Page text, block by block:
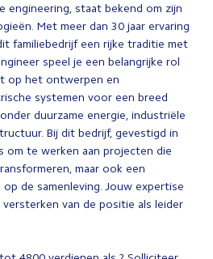
engineering, staat bekend om zijn
Met meer dan 30 jaar ervaring
familiebedrijf een rijke traditie met
speel je een belangrijke rol
op het ontwerpen en
systemen voor een breed
duurzame energie, industriële
Bij dit bedrijf, gevestigd in
om te werken aan projecten die
maar ook een
de samenleving. Jouw expertise
van de positie als leider